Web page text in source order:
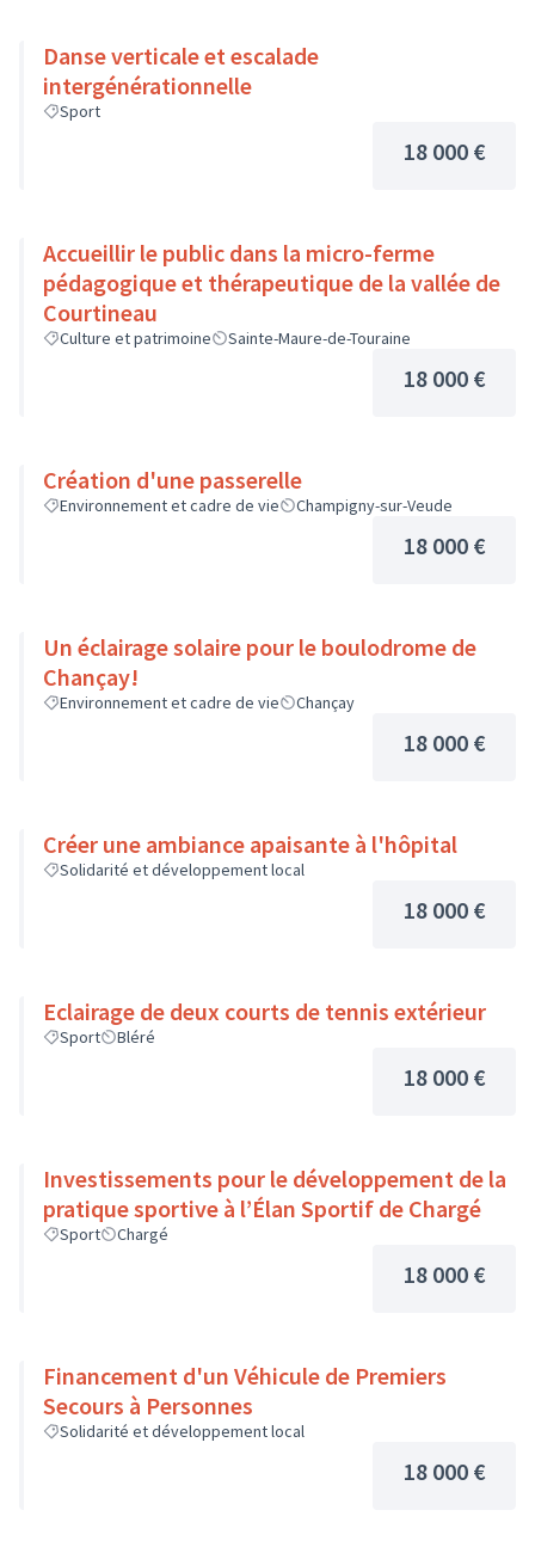
Danse verticale et escalade
intergénérationnelle
Sport
18 000 €
Accueillir le public dans la micro-ferme
pédagogique et thérapeutique de la vallée de
Courtineau
Culture et patrimoine Sainte-Maure-de-Touraine
18 000 €
Création d'une passerelle
Environnement et cadre de vie Champigny-sur-Veude
18 000 €
Un éclairage solaire pour le boulodrome de
Chançay!
Environnement et cadre de vie Chançay
18 000 €
Créer une ambiance apaisante à l'hôpital
Solidarité et développement local
18 000 €
Eclairage de deux courts de tennis extérieur
Sport Bléré
18 000 €
Investissements pour le développement de la
pratique sportive à l’Élan Sportif de Chargé
Sport Chargé
18 000 €
Financement d'un Véhicule de Premiers
Secours à Personnes
Solidarité et développement local
18 000 €